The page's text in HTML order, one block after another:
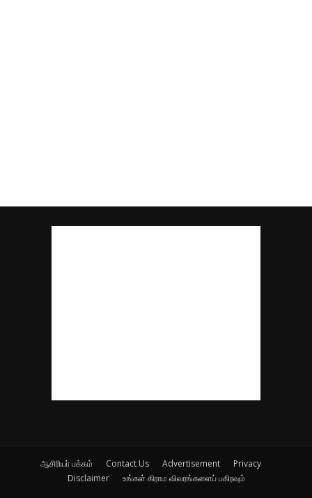
ஆசிரியர் பக்கம் Contact Us Advertisement
Privacy
Disclaimer
உங்கள் கிராம விவரங்களைப் பகிரவும்